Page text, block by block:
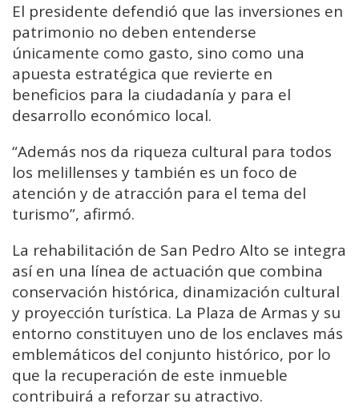
El presidente defendió que las inversiones en
patrimonio no deben entenderse
únicamente como gasto, sino como una
apuesta estratégica que revierte en
beneficios para la ciudadanía y para el
desarrollo económico local.
“Además nos da riqueza cultural para todos
los melillenses y también es un foco de
atención y de atracción para el tema del
turismo”, afirmó.
La rehabilitación de San Pedro Alto se integra
así en una línea de actuación que combina
conservación histórica, dinamización cultural
y proyección turística. La Plaza de Armas y su
entorno constituyen uno de los enclaves más
emblemáticos del conjunto histórico, por lo
que la recuperación de este inmueble
contribuirá a reforzar su atractivo.